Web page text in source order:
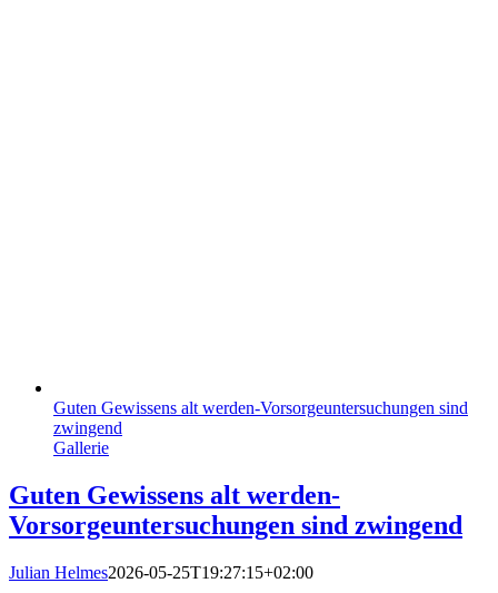
Guten Gewissens alt werden-Vorsorgeuntersuchungen sind
zwingend
Gallerie
Guten Gewissens alt werden-
Vorsorgeuntersuchungen sind zwingend
Julian Helmes2026-05-25T19:27:15+02:00